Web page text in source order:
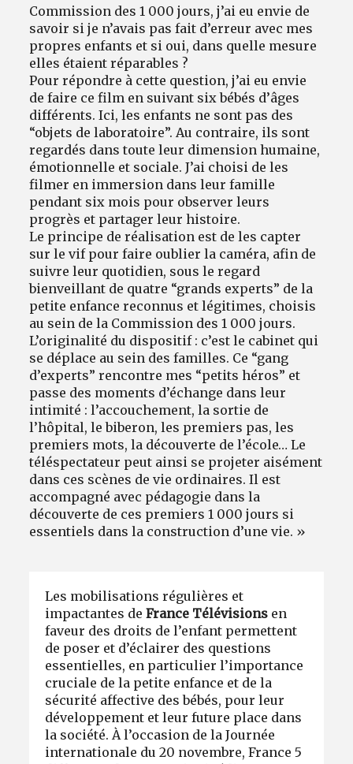
Commission des 1 000 jours, j’ai eu envie de
savoir si je n’avais pas fait d’erreur avec mes
propres enfants et si oui, dans quelle mesure
elles étaient réparables ?
Pour répondre à cette question, j’ai eu envie
de faire ce film en suivant six bébés d’âges
différents. Ici, les enfants ne sont pas des
“objets de laboratoire”. Au contraire, ils sont
regardés dans toute leur dimension humaine,
émotionnelle et sociale. J’ai choisi de les
filmer en immersion dans leur famille
pendant six mois pour observer leurs
progrès et partager leur histoire.
Le principe de réalisation est de les capter
sur le vif pour faire oublier la caméra, afin de
suivre leur quotidien, sous le regard
bienveillant de quatre “grands experts” de la
petite enfance reconnus et légitimes, choisis
au sein de la Commission des 1 000 jours.
L’originalité du dispositif : c’est le cabinet qui
se déplace au sein des familles. Ce “gang
d’experts” rencontre mes “petits héros” et
passe des moments d’échange dans leur
intimité : l’accouchement, la sortie de
l’hôpital, le biberon, les premiers pas, les
premiers mots, la découverte de l’école… Le
téléspectateur peut ainsi se projeter aisément
dans ces scènes de vie ordinaires. Il est
accompagné avec pédagogie dans la
découverte de ces premiers 1 000 jours si
essentiels dans la construction d’une vie. »
Les mobilisations régulières et
impactantes deFrance Télévisions en
faveur des droits de l’enfant permettent
de poser et d’éclairer des questions
essentielles, en particulier l’importance
cruciale de la petite enfance et de la
sécurité affective des bébés, pour leur
développement et leur future place dans
la société. À l’occasion de la Journée
internationale du 20 novembre, France 5